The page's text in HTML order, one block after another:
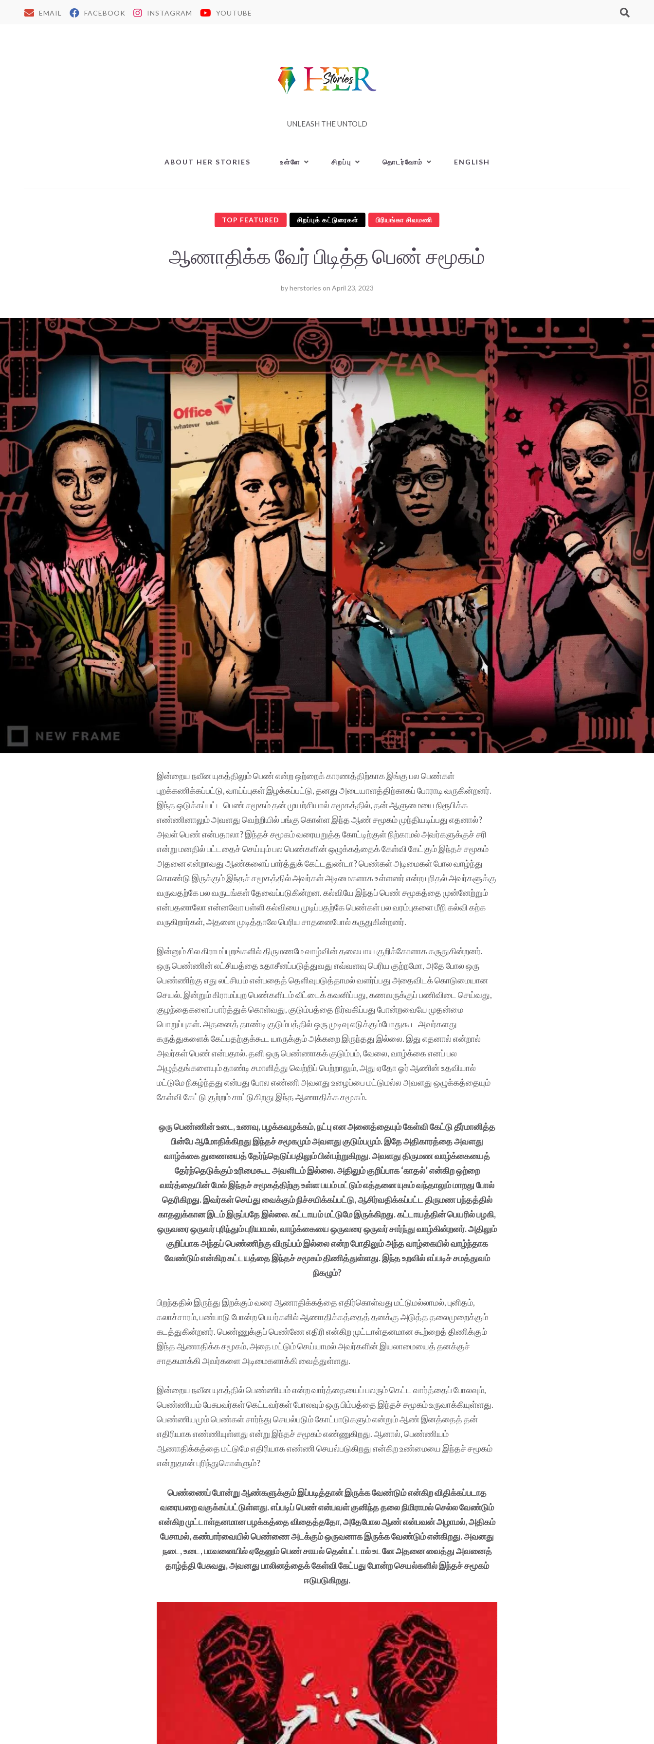
EMAIL FACEBOOK INSTAGRAM YOUTUBE
UNLEASH THE UNTOLD
ABOUT HER STORIES உள்ளே சிறப்பு தொடர்வோம் ENGLISH
TOP FEATURED சிறப்புக் கட்டுரைகள் பிரியங்கா சிவமணி
ஆணாதிக்க வேர் பிடித்த பெண் சமூகம்
byherstories on April 23, 2023
இன்றைய நவீன யுகத்திலும் பெண் என்ற ஒற்றைக் காரணத்திற்காக இங்கு பல பெண்கள்
புறக்கணிக்கப்பட்டு, வாய்ப்புகள் இழக்கப்பட்டு, தனது அடையாளத்திற்காகப் போராடி வருகின்றனர்.
இந்த ஒடுக்கப்பட்ட பெண் சமூகம் தன் முயற்சியால் சமூகத்தில், தன் ஆளுமையை நிரூபிக்க
எண்ணினாலும் அவளது வெற்றியில் பங்கு கொள்ள இந்த ஆண் சமூகம் முந்தியடிப்பது எதனால்?
அவள் பெண் என்பதாலா? இந்தச் சமூகம் வரையறுத்த கோட்டிற்குள் நிற்காமல் அவர்களுக்குச் சரி
என்று மனதில் பட்டதைச் செய்யும் பல பெண்களின் ஒழுக்கத்தைக் கேள்வி கேட்கும் இந்தச் சமூகம்
அதனை என்றாவது ஆண்களைப் பார்த்துக் கேட்டதுண்டா? பெண்கள் அடிமைகள் போல வாழ்ந்து
கொண்டு இருக்கும் இந்தச் சமூகத்தில் அவர்கள் அடிமைகளாக உள்ளனர் என்ற புரிதல் அவர்களுக்கு
வருவதற்கே பல வருடங்கள் தேவைப்படுகின்றன. கல்வியே இந்தப் பெண் சமூகத்தை முன்னேற்றும்
என்பதனாலோ என்னவோ பள்ளி கல்வியை முடிப்பதற்கே பெண்கள் பல வரம்புகளை மீறி கல்வி கற்க
வருகிறார்கள், அதனை முடித்தாலே பெரிய சாதனைபோல் கருதுகின்றனர்.
இன்னும் சில கிராமப்புறங்களில் திருமணமே வாழ்வின் தலையாய குறிக்கோளாக கருதுகின்றனர்.
ஒரு பெண்ணின் லட்சியத்தை உதாசீனப்படுத்துவது எவ்வளவு பெரிய குற்றமோ, அதே போல ஒரு
பெண்ணிற்கு எது லட்சியம் என்பதைத் தெளிவுபடுத்தாமல் வளர்ப்பது அதைவிடக் கொடுமையான
செயல். இன்றும் கிராமப்புற பெண்களிடம் வீட்டைக் கவனிப்பது, கணவருக்குப் பணிவிடை செய்வது,
குழந்தைகளைப் பார்த்துக் கொள்வது, குடும்பத்தை நிர்வகிப்பது போன்றவையே முதன்மை
பொறுப்புகள். அதனைத் தாண்டி குடும்பத்தில் ஒரு முடிவு எடுக்கும்போதுகூட அவர்களது
கருத்துகளைக் கேட்பதற்குக்கூட யாருக்கும் அக்கறை இருந்தது இல்லை. இது எதனால் என்றால்
அவர்கள் பெண் என்பதால். தனி ஒரு பெண்ணாகக் குடும்பம், வேலை, வாழ்க்கை எனப் பல
அழுத்தங்களையும் தாண்டி சமாளித்து வெற்றிப் பெற்றாலும், அது ஏதோ ஓர் ஆணின் உதவியால்
மட்டுமே நிகழ்ந்தது என்பது போல எண்ணி அவளது உழைப்பை மட்டுமல்ல அவளது ஒழுக்கத்தையும்
கேள்வி கேட்டு குற்றம் சாட்டுகிறது இந்த ஆணாதிக்க சமூகம்.
ஒரு பெண்ணின் உடை, உணவு, பழக்கவழக்கம், நட்பு என அனைத்தையும் கேள்வி கேட்டு தீர்மானித்த
பின்பே ஆமோதிக்கிறது இந்தச் சமூகமும் அவளது குடும்பமும். இதே அதிகாரத்தை அவளது
வாழ்க்கை துணையைத் தேர்ந்தெடுப்பதிலும் பின்பற்றுகிறது. அவளது திருமண வாழ்க்கையைத்
தேர்ந்தெடுக்கும் உரிமைகூட அவளிடம் இல்லை. அதிலும் குறிப்பாக ‘காதல்’ என்கிற ஒற்றை
வார்த்தையின் மேல் இந்தச் சமூகத்திற்கு உள்ள பயம் மட்டும் எத்தனை யுகம் வந்தாலும் மாறது போல்
தெரிகிறது. இவர்கள் செய்து வைக்கும் நிச்சயிக்கப்பட்டு, ஆசிர்வதிக்கப்பட்ட திருமண பந்தத்தில்
காதலுக்கான இடம் இருப்பதே இல்லை. கட்டாயம் மட்டுமே இருக்கிறது. கட்டாயத்தின் பெயரில் பழகி,
ஒருவரை ஒருவர் புரிந்தும் புரியாமல், வாழ்க்கையை ஒருவரை ஒருவர் சார்ந்து வாழ்கின்றனர். அதிலும்
குறிப்பாக அந்தப் பெண்ணிற்கு விருப்பம் இல்லை என்ற போதிலும் அந்த வாழ்கையில் வாழ்ந்தாக
வேண்டும் என்கிற கட்டயத்தை இந்தச் சமூகம் திணித்துள்ளது. இந்த உறவில் எப்படிச் சமத்துவம்
நிகழும்?
பிறந்ததில் இருந்து இறக்கும் வரை ஆணாதிக்கத்தை எதிர்கொள்வது மட்டுமல்லாமல், புனிதம்,
கலாச்சாரம், பண்பாடு போன்ற பெயர்களில் ஆணாதிக்கத்தைத் தனக்கு அடுத்த தலைமுறைக்கும்
கடத்துகின்றனர். பெண்ணுக்குப் பெண்ணே எதிரி என்கிற முட்டாள்தனமான கூற்றைத் திணிக்கும்
இந்த ஆணாதிக்க சமூகம், அதை மட்டும் செய்யாமல் அவர்களின் இயலாமையைத் தனக்குச்
சாதகமாக்கி அவர்களை அடிமைகளாக்கி வைத்துள்ளது.
இன்றைய நவீன யுகத்தில் பெண்ணியம் என்ற வார்த்தையைப் பலரும் கெட்ட வார்த்தைப் போலவும்,
பெண்ணியம் பேசுபவர்கள் கெட்டவர்கள் போலவும் ஒரு பிம்பத்தை இந்தச் சமூகம் உருவாக்கியுள்ளது.
பெண்ணியமும் பெண்கள் சார்ந்து செயல்படும் கோட்பாடுகளும் என்றும் ஆண் இனத்தைத் தன்
எதிரியாக எண்ணியுள்ளது என்று இந்தச் சமூகம் எண்ணுகிறது. ஆனால், பெண்ணியம்
ஆணாதிக்கத்தை மட்டுமே எதிரியாக எண்ணி செயல்படுகிறது என்கிற உண்மையை இந்தச் சமூகம்
என்றுதான் புரிந்துகொள்ளும்?
பெண்ணைப் போன்று ஆண்களுக்கும் இப்படித்தான் இருக்க வேண்டும் என்கிற விதிக்கப்படாத
வரையறை வகுக்கப்பட்டுள்ளது. எப்படிப் பெண் என்பவள் குனிந்த தலை நிமிராமல் செல்ல வேண்டும்
என்கிற முட்டாள்தனமான பழக்கத்தை விதைத்ததோ, அதேபோல ஆண் என்பவன் அழாமல், அதிகம்
பேசாமல், கண்பார்வையில் பெண்ணை அடக்கும் ஒருவனாக இருக்க வேண்டும் என்கிறது. அவனது
நடை, உடை, பாவனையில் ஏதேனும் பெண் சாயல் தென்பட்டால் உடனே அதனை வைத்து அவனைத்
தாழ்த்தி பேசுவது, அவனது பாலினத்தைக் கேள்வி கேட்பது போன்ற செயல்களில் இந்தச் சமூகம்
ஈடுபடுகிறது.